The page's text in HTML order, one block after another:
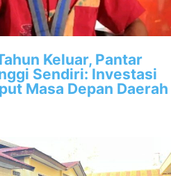
Keluar, Pantar
Sendiri: Investasi
Masa Depan Daerah